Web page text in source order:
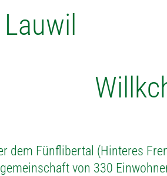
dem Fünflibertal (Hinteres
von 330